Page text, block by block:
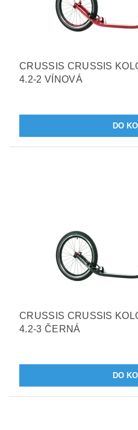
CRUSSIS CRUSSIS
4.2-2 VÍNOVÁ
CRUSSIS CRUSSIS
4.2-3 ČERNÁ